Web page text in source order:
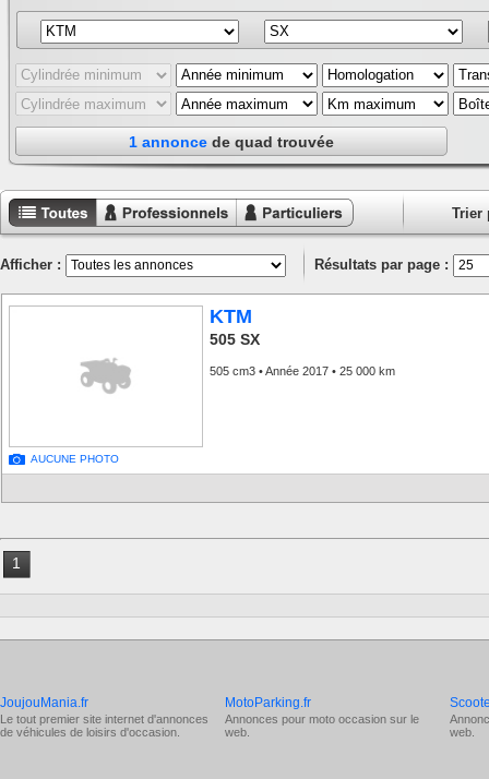
1 annonce de quad trouvée
Toutes les
annonces
Annonces
professionnels
Annonces
particuliers
Trier
Afficher : Résultats par page :
AUCUNE PHOTO
KTM
505 SX
505 cm3 • Année 2017 • 25 000 km
1
JoujouMania.fr
Le tout premier site internet d'annonces
de véhicules de loisirs d'occasion.
MotoParking.fr
Annonces pour moto occasion sur le
web.
web.